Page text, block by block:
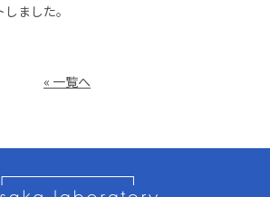
ました。
« 一覧へ